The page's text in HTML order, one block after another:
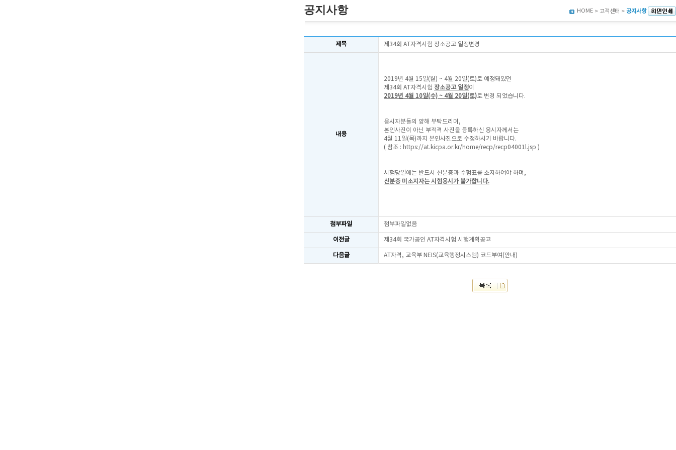
공지사항 HOME > 고객센터 > 공지사항
제목 제34회 AT자격시험 장소공고 일정변경
내용
2019년 4월 15일(월) ~ 4월 20일(토)로 예정돼있던
제34회 AT자격시험 장소공고 일정이
2019년 4월 10일(수) ~ 4월 20일(토)로 변경 되었습니다.
응시자분들의 양해 부탁드리며,
본인사진이 아닌 부적격 사진을 등록하신 응시자께서는
4월 11일(목)까지 본인사진으로 수정하시기 바랍니다.
( 참조 : https://at.kicpa.or.kr/home/recp/recp04001l.jsp )
시험당일에는 반드시 신분증과 수험표를 소지하여야 하며,
신분증 미소지자는 시험응시가 불가합니다.
첨부파일 첨부파일없음
이전글 제34회 국가공인 AT자격시험 시행계획공고
다음글 AT자격, 교육부 NEIS(교육행정시스템) 코드부여(안내)